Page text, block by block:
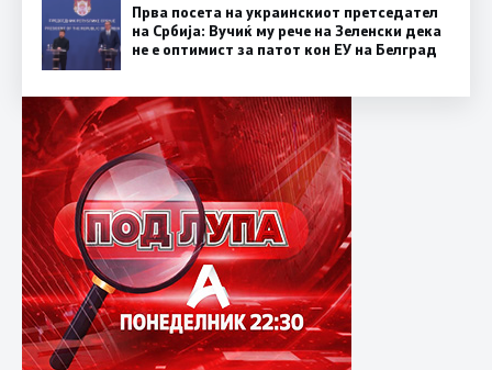
Прва посета на украинскиот претседател
на Србија: Вучиќ му рече на Зеленски дека
не е оптимист за патот кон ЕУ на Белград